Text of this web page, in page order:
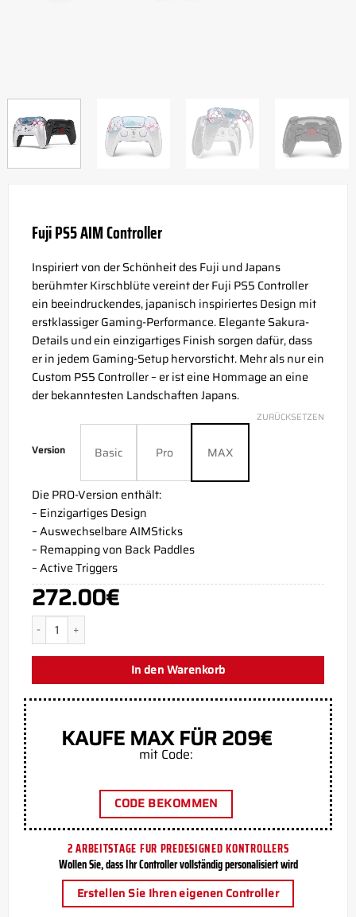
Fuji PS5 AIM Controller
Inspiriert von der Schönheit des Fuji und Japans
berühmter Kirschblüte vereint der Fuji PS5 Controller
ein beeindruckendes, japanisch inspiriertes Design mit
erstklassiger Gaming-Performance. Elegante Sakura-
Details und ein einzigartiges Finish sorgen dafür, dass
er in jedem Gaming-Setup hervorsticht. Mehr als nur ein
Custom PS5 Controller – er ist eine Hommage an eine
der bekanntesten Landschaften Japans.
Version Basic Pro MAX
ZURÜCKSETZEN
Die PRO-Version enthält:
– Einzigartiges Design
– Auswechselbare AIMSticks
– Remapping von Back Paddles
– Active Triggers
272.00€
Fuji PS5 AIM Controller Menge
In den Warenkorb
KAUFE MAX FÜR 209€
mit Code:
CODE BEKOMMEN
2 ARBEITSTAGE FUR PREDESIGNED KONTROLLERS
Wollen Sie, dass Ihr Controller vollständig personalisiert wird
Erstellen Sie Ihren eigenen Controller